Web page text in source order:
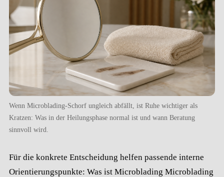
Wenn Microblading-Schorf ungleich abfällt, ist Ruhe wichtiger als
Kratzen: Was in der Heilungsphase normal ist und wann Beratung
sinnvoll wird.
Für die konkrete Entscheidung helfen passende interne
Orientierungspunkte: Was ist Microblading Microblading